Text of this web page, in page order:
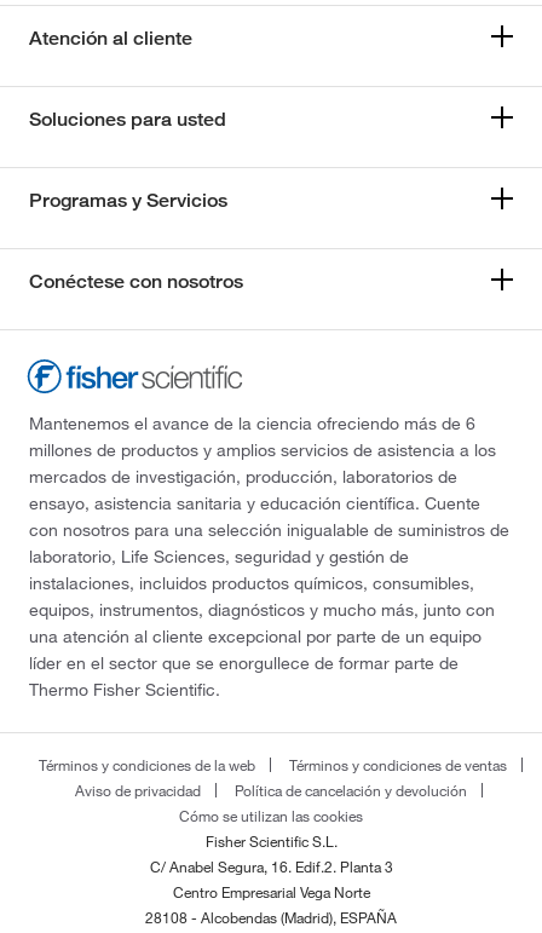
Atención al cliente
Soluciones para usted
Programas y Servicios
Conéctese con nosotros
Mantenemos el avance de la ciencia ofreciendo más de 6
millones de productos y amplios servicios de asistencia a los
mercados de investigación, producción, laboratorios de
ensayo, asistencia sanitaria y educación científica. Cuente
con nosotros para una selección inigualable de suministros de
laboratorio, Life Sciences, seguridad y gestión de
instalaciones, incluidos productos químicos, consumibles,
equipos, instrumentos, diagnósticos y mucho más, junto con
una atención al cliente excepcional por parte de un equipo
líder en el sector que se enorgullece de formar parte de
Thermo Fisher Scientific.
Términos y condiciones de la web
Términos y condiciones de ventas
Aviso de privacidad
Política de cancelación y devolución
Cómo se utilizan las cookies
Fisher Scientific S.L.
C/ Anabel Segura, 16. Edif.2. Planta 3
Centro Empresarial Vega Norte
28108 - Alcobendas (Madrid), ESPAÑA